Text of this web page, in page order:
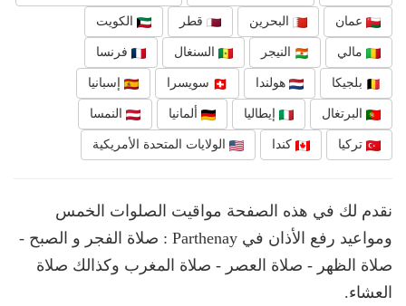
عمان البحرين قطر الكويت
مالي النيجر السنغال فرنسا
بلجيكا هولندا سويسرا إسبانيا
البرتغال إيطاليا ألمانيا النمسا
تركيا كندا الولايات المتحدة الأمريكية
نقدم لك في هذه الصفحة مواقيت الصلوات الخمس
ومواعيد رفع الأذان في Parthenay : صلاة الفجر و الصبح -
صلاة الظهر - صلاة العصر - صلاة المغرب وكذالك صلاة
العشاء.